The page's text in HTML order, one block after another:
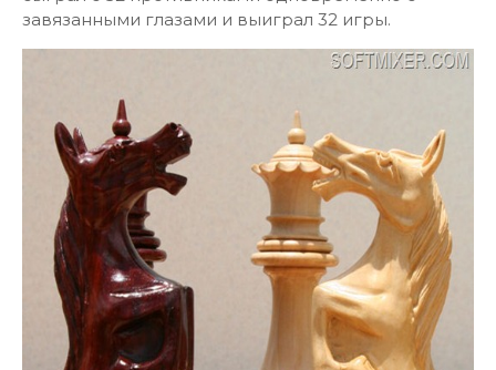
завязанными глазами и выиграл 32 игры.